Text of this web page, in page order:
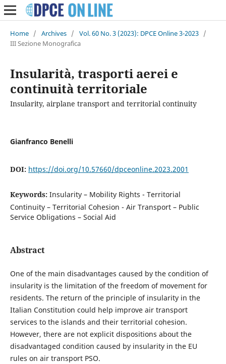
Home / Archives / Vol. 60 No. 3 (2023): DPCE Online 3-2023 /
III Sezione Monografica
Insularità, trasporti aerei e
continuità territoriale
Insularity, airplane transport and territorial continuity
Gianfranco Benelli
DOI: https://doi.org/10.57660/dpceonline.2023.2001
Keywords: Insularity – Mobility Rights - Territorial
Continuity – Territorial Cohesion - Air Transport – Public
Service Obligations – Social Aid
Abstract
One of the main disadvantages caused by the condition of
insularity is the limitation of the freedom of movement for
residents. The return of the principle of insularity in the
Italian Constitution could help improve air transport
services to the islands and their territorial cohesion.
However, there are not explicit dispositions about the
disadvantaged condition caused by insularity in the EU
rules on air transport PSO.